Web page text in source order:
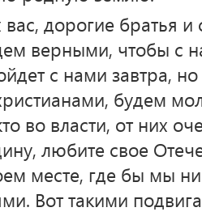
дорогие братья
верными, чтобы с
с нами завтра,
будем
во власти, от них
любите свое
месте, где бы мы
Вот такими